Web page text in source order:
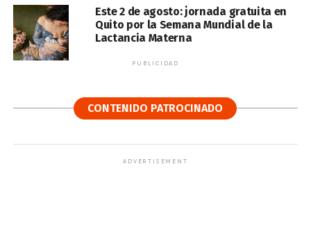
Este 2 de agosto: jornada gratuita en
Quito por la Semana Mundial de la
Lactancia Materna
PUBLICIDAD
CONTENIDO PATROCINADO
ADVERTISEMENT